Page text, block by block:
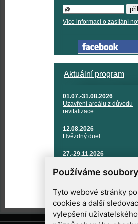
Používáme
Tyto webové stránky
cookies a další
vylepšení
Více informací o zasílání
Aktuální program
01.07.-31.08.2026
Uzavření areálu z důvodu
revitalizace
12.08.2026
Hvězdný duel
27.-29.11.2026
TECHNIKA A KOSMICKÉ
TECHNOLOGIE